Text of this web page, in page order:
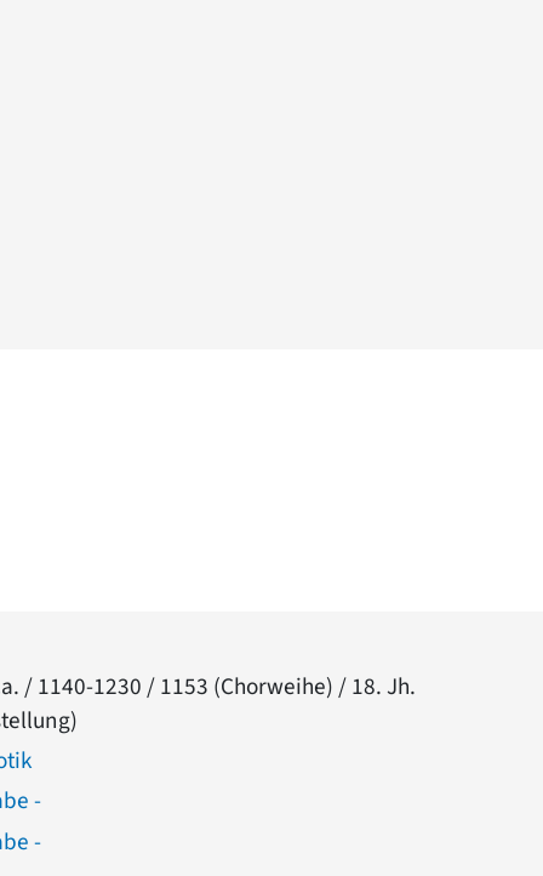
/ 1140-1230 / 1153 (Chorweihe) / 18. Jh.
-
-